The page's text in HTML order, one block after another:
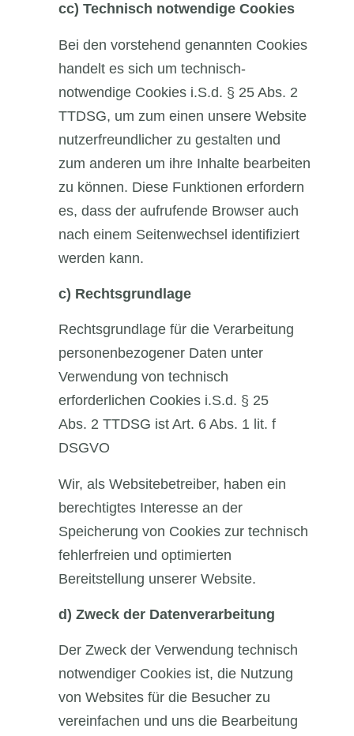
cc) Technisch notwendige Cookies
Bei den vorstehend genannten Cookies
handelt es sich um technisch-
notwendige Cookies i.S.d. § 25 Abs. 2
TTDSG, um zum einen unsere Website
nutzerfreundlicher zu gestalten und
zum anderen um ihre Inhalte bearbeiten
zu können. Diese Funktionen erfordern
es, dass der aufrufende Browser auch
nach einem Seitenwechsel identifiziert
werden kann.
c) Rechtsgrundlage
Rechtsgrundlage für die Verarbeitung
personenbezogener Daten unter
Verwendung von technisch
erforderlichen Cookies i.S.d. § 25
Abs. 2 TTDSG ist Art. 6 Abs. 1 lit. f
DSGVO
Wir, als Websitebetreiber, haben ein
berechtigtes Interesse an der
Speicherung von Cookies zur technisch
fehlerfreien und optimierten
Bereitstellung unserer Website.
d) Zweck der Datenverarbeitung
Der Zweck der Verwendung technisch
notwendiger Cookies ist, die Nutzung
von Websites für die Besucher zu
vereinfachen und uns die Bearbeitung